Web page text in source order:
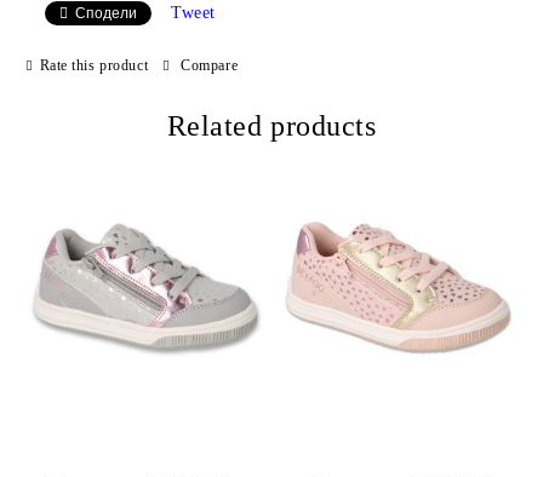
We will contact you to finalize the order
Сподели Tweet
Rate this product Compare
Related products